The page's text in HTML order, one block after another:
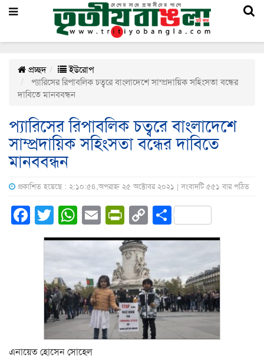
প্রচ্ছদ
ইউরোপ
প্যারিসের রিপাবলিক চত্বরে বাংলাদেশে সাম্প্রদায়িক সহিংসতা বন্ধের
দাবিতে মানববন্ধন
প্যারিসের রিপাবলিক চত্বরে বাংলাদেশে
সাম্প্রদায়িক সহিংসতা বন্ধের দাবিতে
মানববন্ধন
প্রকাশিত হয়েছে : ২:১০:৫৪,অপরাহ্ন ২৫ অক্টোবর ২০২১ | সংবাদটি ৫৫১ বার পঠিত
Facebook
Twitter
WhatsApp
EmailPrintFriendly
Copy
Link
Share
এনায়েত হোসেন সোহেল